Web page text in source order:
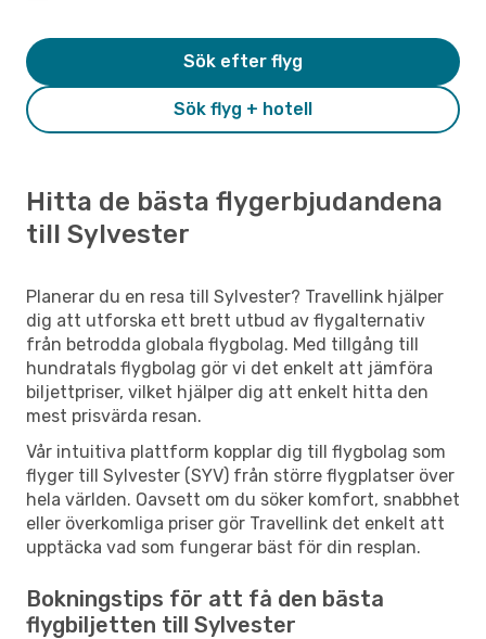
Sök flyg + hotell
Sök efter flyg
Hitta de bästa flygerbjudandena
till Sylvester
Planerar du en resa till Sylvester? Travellink hjälper
dig att utforska ett brett utbud av flygalternativ
från betrodda globala flygbolag. Med tillgång till
hundratals flygbolag gör vi det enkelt att jämföra
biljettpriser, vilket hjälper dig att enkelt hitta den
mest prisvärda resan.
Vår intuitiva plattform kopplar dig till flygbolag som
flyger till Sylvester (SYV) från större flygplatser över
hela världen. Oavsett om du söker komfort, snabbhet
eller överkomliga priser gör Travellink det enkelt att
upptäcka vad som fungerar bäst för din resplan.
Bokningstips för att få den bästa
flygbiljetten till Sylvester